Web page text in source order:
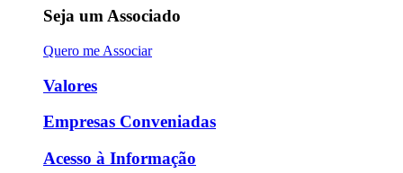
Seja um Associado
Quero me Associar
Valores
Empresas Conveniadas
Acesso à Informação